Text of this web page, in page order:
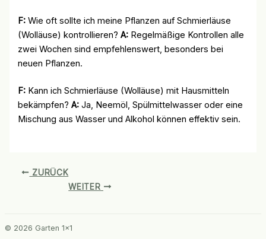
F: Wie oft sollte ich meine Pflanzen auf Schmierläuse
(Wolläuse) kontrollieren?A: Regelmäßige Kontrollen alle
zwei Wochen sind empfehlenswert, besonders bei
neuen Pflanzen.
F: Kann ich Schmierläuse (Wolläuse) mit Hausmitteln
bekämpfen?A: Ja, Neemöl, Spülmittelwasser oder eine
Mischung aus Wasser und Alkohol können effektiv sein.
ZURÜCK
WEITER
© 2026 Garten 1x1